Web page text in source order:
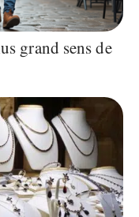
grand sens de